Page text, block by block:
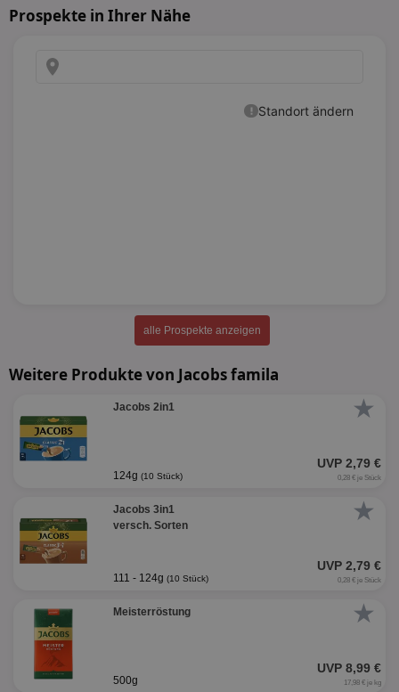
Prospekte in Ihrer Nähe
alle Prospekte anzeigen
Weitere Produkte von Jacobs famila
★
Jacobs 2in1
UVP 2,79 €
124g (10 Stück) 0,28 € je Stück
★
Jacobs 3in1
versch. Sorten
UVP 2,79 €
111 - 124g (10 Stück) 0,28 € je Stück
★
Meisterröstung
UVP 8,99 €
500g 17,98 € je kg